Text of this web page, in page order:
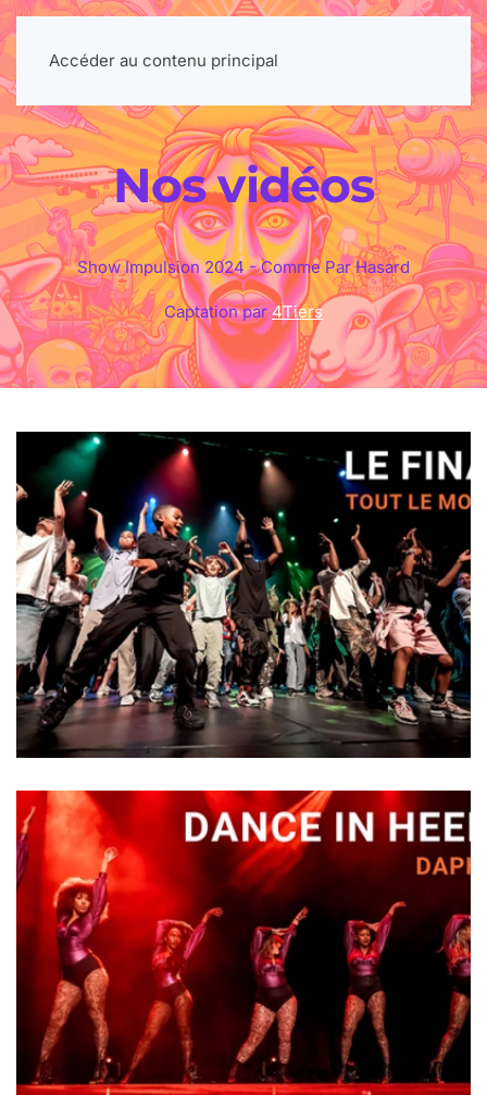
Accéder au contenu principal
Nos vidéos
Show Impulsion 2024 - Comme Par Hasard
Captation par4Tiers